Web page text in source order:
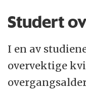
Studert
I en av
overvektige